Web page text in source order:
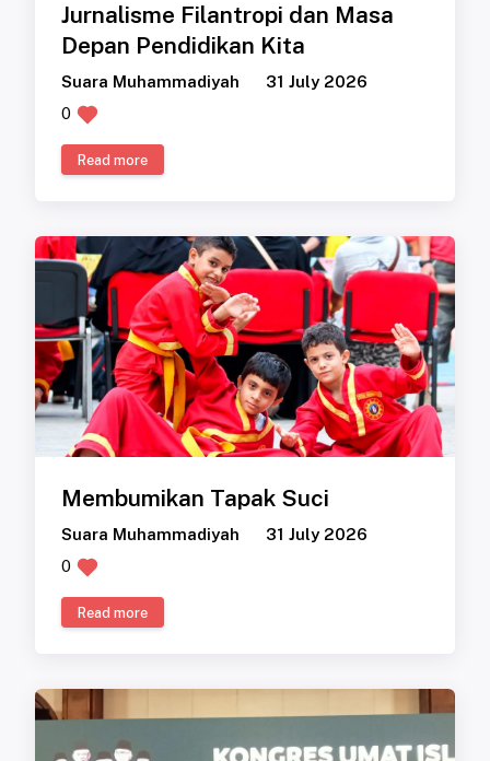
Jurnalisme Filantropi dan Masa
Depan Pendidikan Kita
Suara Muhammadiyah
31 July 2026
0
Read more
Membumikan Tapak Suci
Suara Muhammadiyah
31 July 2026
0
Read more